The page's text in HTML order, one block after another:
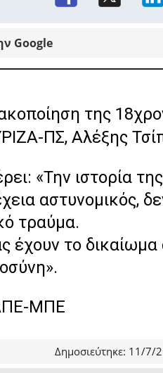
Google
της
ΠΣ, Αλέξης
«Την ιστορία
αστυνομικός,
τραύμα.
έχουν το
ΜΠΕ
Δημοσιεύτηκε: 11/7/